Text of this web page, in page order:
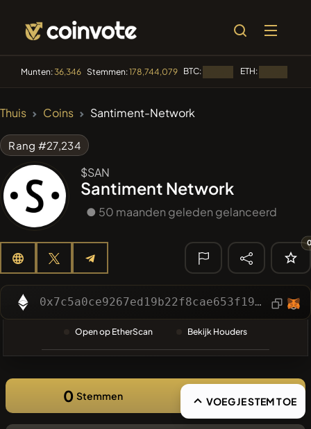
Munten:36,346 Stemmen:178,744,079 BTC: ETH:
PERFI PEEFITOKEN
#1398
#2389
LIMOCOIN SWAP
#84
🔎 RECENTE
ZOEKOPDRACHT
❌Geen
recente
Thuis Coins Santiment-Network
Rang #27,234
$SAN
Santiment Network
● 50 maanden geleden gelanceerd
0x7c5a0ce9267ed19b22f8cae653f198e3e8daf098
Open op EtherScan Bekijk Houders
0 Stemmen VOEG JE STEM TOE